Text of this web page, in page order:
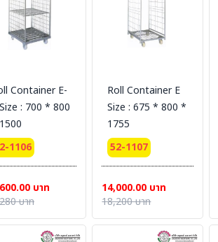
Container E-
: 700 * 800
1106
บาท
บาท
Roll Container E
Size : 675 * 800 *
1755
52-1107
14,000.00 บาท
18,200 บาท